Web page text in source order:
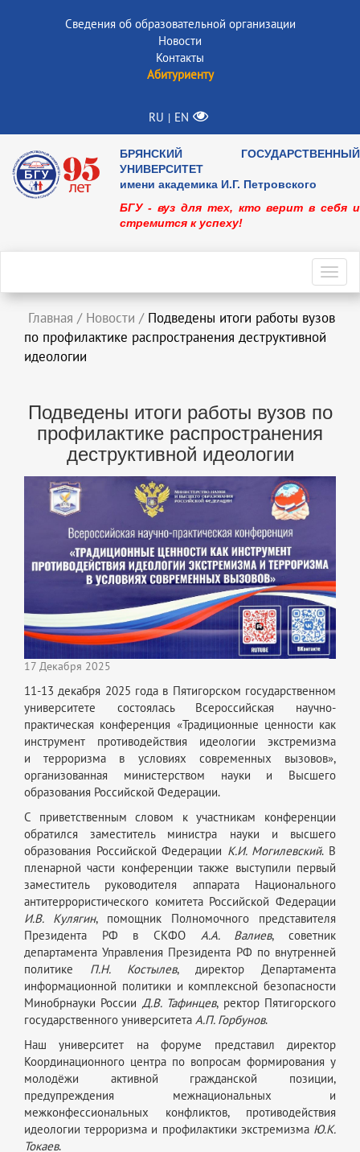
Сведения об образовательной организации
Новости
Контакты
Абитуриенту
RU | EN
БРЯНСКИЙ ГОСУДАРСТВЕННЫЙ
УНИВЕРСИТЕТ
имени академика И.Г. Петровского
БГУ - вуз для тех, кто верит в себя и
стремится к успеху!
Главная / Новости / Подведены итоги работы вузов
по профилактике распространения деструктивной
идеологии
Подведены итоги работы вузов по
профилактике распространения
деструктивной идеологии
17 Декабря 2025
11-13 декабря 2025 года в Пятигорском государственном
университете состоялась Всероссийская научно-
практическая конференция «Традиционные ценности как
инструмент противодействия идеологии экстремизма
и терроризма в условиях современных вызовов»,
организованная министерством науки и Высшего
образования Российской Федерации.
С приветственным словом к участникам конференции
обратился заместитель министра науки и высшего
образования Российской Федерации К.И. Могилевский. В
пленарной части конференции также выступили первый
заместитель руководителя аппарата Национального
антитеррористического комитета Российской Федерации
И.В. Кулягин, помощник Полномочного представителя
Президента РФ в СКФО А.А. Валиев, советник
департамента Управления Президента РФ по внутренней
политике П.Н. Костылев, директор Департамента
информационной политики и комплексной безопасности
Минобрнауки России Д.В. Тафинцев, ректор Пятигорского
государственного университета А.П. Горбунов.
Наш университет на форуме представил директор
Координационного центра по вопросам формирования у
молодёжи активной гражданской позиции,
предупреждения межнациональных и
межконфессиональных конфликтов, противодействия
идеологии терроризма и профилактики экстремизма Ю.К.
Токаев.